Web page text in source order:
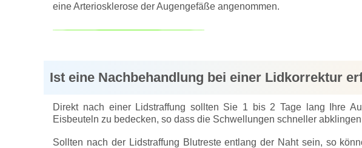
eine Arteriosklerose der Augengefäße angenommen.
Ist eine Nachbehandlung bei einer Lidkorrektur
Direkt nach einer Lidstraffung sollten Sie 1 bis 2 Tage lang Ihre
Eisbeuteln zu bedecken, so dass die Schwellungen schneller
Sollten nach der Lidstraffung Blutreste entlang der Naht sein, so